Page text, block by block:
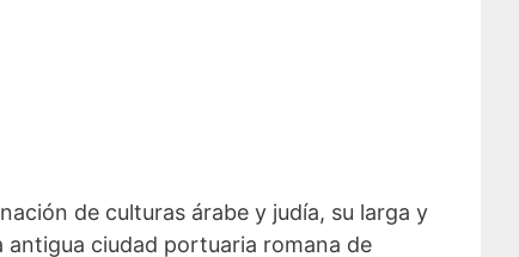
de culturas árabe y judía, su larga y
antigua ciudad portuaria romana de